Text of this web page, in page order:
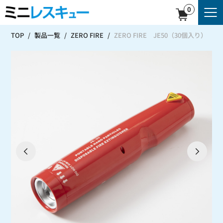
0
TOP 製品一覧 ZERO FIRE ZERO FIRE JE50（30個入り）